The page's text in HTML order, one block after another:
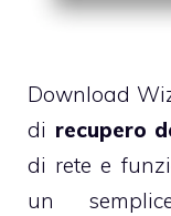
Download
di recupero
di rete e
un